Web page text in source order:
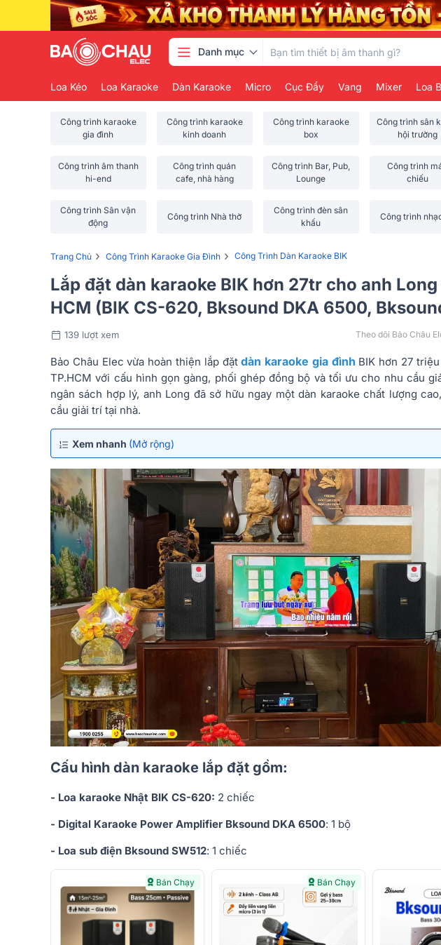
Danh mục
Loa Kéo Loa Karaoke Dàn Karaoke Micro Cục Đẩy Vang Mixer Loa
Công trình karaoke
gia đình
Công trình karaoke
kinh doanh
Công trình karaoke
box
Công trình sân
hội trường
Công trình âm thanh
hi-end
Công trình quán
cafe, nhà hàng
Công trình Bar, Pub,
Lounge
Công trình
chiếu
Công trình Sân vận
động
Công trình Nhà thờ
Công trình đèn sân
khấu
Công trình
Trang Chủ › Công Trình Karaoke Gia Đình › Công Trình Dàn Karaoke BIK
Lắp đặt dàn karaoke BIK hơn 27tr cho anh Long
HCM (BIK CS-620, Bksound DKA 6500,
139 lượt xem Theo dõi Bảo Châu
Bảo Châu Elec vừa hoàn thiện lắp đặtdàn karaoke gia đình BIK hơn 27
TP.HCM với cấu hình gọn gàng, phối ghép đồng bộ và tối ưu cho nhu cầu
ngân sách hợp lý, anh Long đã sở hữu ngay một dàn karaoke chất lượng
cầu giải trí tại nhà.
Xem nhanh (Mở rộng)
Cấu hình dàn karaoke lắp đặt gồm:
- Loa karaoke Nhật BIK CS-620: 2 chiếc
- Digital Karaoke Power Amplifier Bksound DKA 6500: 1 bộ
- Loa sub điện Bksound SW512: 1 chiếc
Bán Chạy Bán Chạy